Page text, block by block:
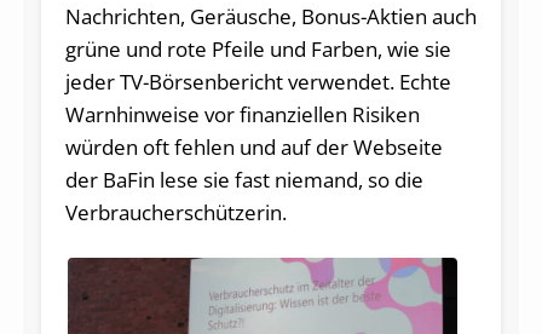
Nachrichten, Geräusche, Bonus-Aktien auch
grüne und rote Pfeile und Farben, wie sie
jeder TV-Börsenbericht verwendet. Echte
Warnhinweise vor finanziellen Risiken
würden oft fehlen und auf der Webseite
der BaFin lese sie fast niemand, so die
Verbraucherschützerin.